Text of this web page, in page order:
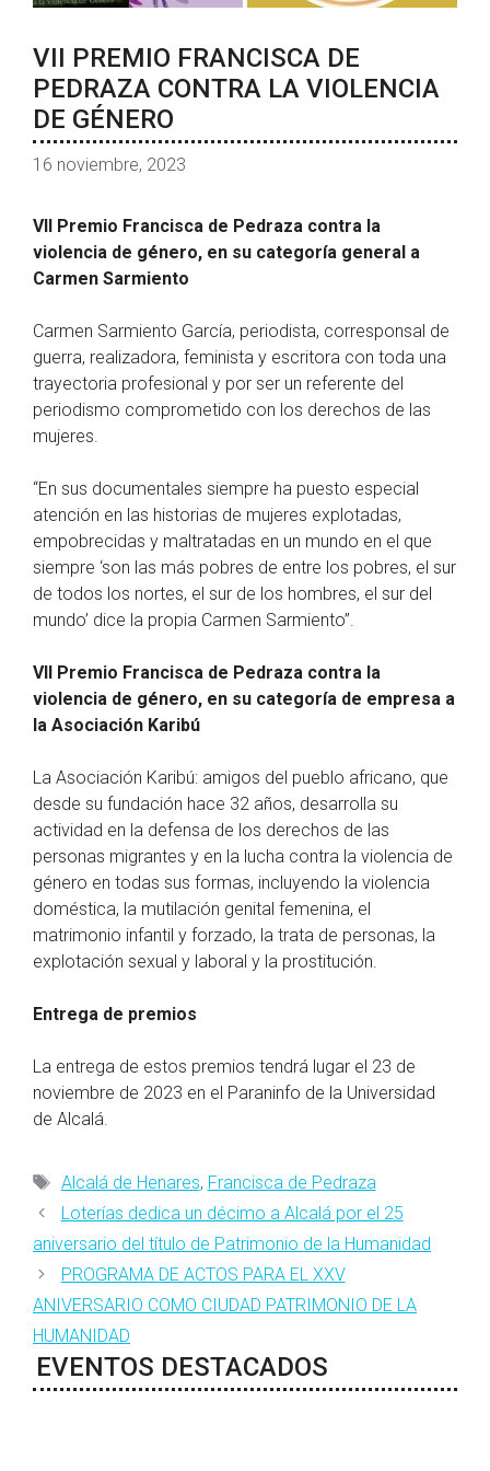
VII PREMIO FRANCISCA DE
PEDRAZA CONTRA LA VIOLENCIA
DE GÉNERO
16 noviembre, 2023
VII Premio Francisca de Pedraza contra la
violencia de género, en su categoría general a
Carmen Sarmiento
Carmen Sarmiento García, periodista, corresponsal de
guerra, realizadora, feminista y escritora con toda una
trayectoria profesional y por ser un referente del
periodismo comprometido con los derechos de las
mujeres.
“En sus documentales siempre ha puesto especial
atención en las historias de mujeres explotadas,
empobrecidas y maltratadas en un mundo en el que
siempre ‘son las más pobres de entre los pobres, el sur
de todos los nortes, el sur de los hombres, el sur del
mundo’ dice la propia Carmen Sarmiento”.
VII Premio Francisca de Pedraza contra la
violencia de género, en su categoría de empresa a
la Asociación Karibú
La Asociación Karibú: amigos del pueblo africano, que
desde su fundación hace 32 años, desarrolla su
actividad en la defensa de los derechos de las
personas migrantes y en la lucha contra la violencia de
género en todas sus formas, incluyendo la violencia
doméstica, la mutilación genital femenina, el
matrimonio infantil y forzado, la trata de personas, la
explotación sexual y laboral y la prostitución.
Entrega de premios
La entrega de estos premios tendrá lugar el 23 de
noviembre de 2023 en el Paraninfo de la Universidad
de Alcalá.
Etiquetas
Alcalá de Henares, Francisca de Pedraza
Loterías dedica un décimo a Alcalá por el 25
aniversario del título de Patrimonio de la Humanidad
PROGRAMA DE ACTOS PARA EL XXV
ANIVERSARIO COMO CIUDAD PATRIMONIO DE LA
HUMANIDAD
EVENTOS DESTACADOS